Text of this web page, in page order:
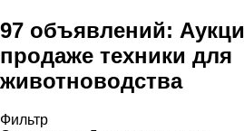
97 объявлений:
продаже техники для
животноводства
Фильтр